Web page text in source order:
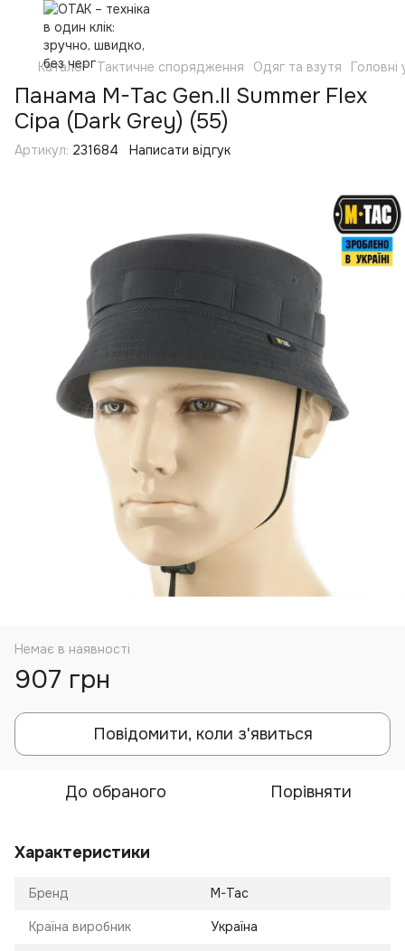
Каталог Тактичне спорядження Одяг та взутя Головні
Панама M-Tac Gen.II Summer Flex
Сіра (Dark Grey) (55)
Артикул: 231684 Написати відгук
Немає в наявності
907 грн
Повідомити, коли з'явиться
До обраного Порівняти
Характеристики
Бренд M-Tac
Країна виробник Україна